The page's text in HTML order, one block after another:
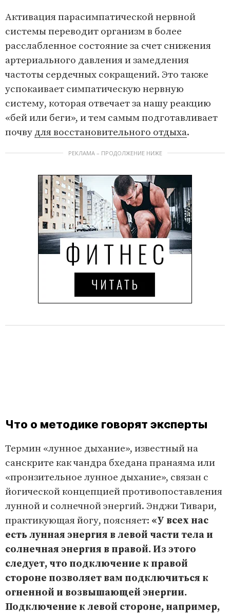
Активация парасимпатической нервной
системы переводит организм в более
расслабленное состояние за счет снижения
артериального давления и замедления
частоты сердечных сокращений. Это также
успокаивает симпатическую нервную
систему, которая отвечает за нашу реакцию
«бей или беги», и тем самым подготавливает
почву для восстановительного отдыха.
РЕКЛАМА – ПРОДОЛЖЕНИЕ НИЖЕ
Что о методике говорят эксперты
Термин «лунное дыхание», известный на
санскрите как чандра бхедана пранаяма или
«пронзительное лунное дыхание», связан с
йогической концепцией противопоставления
лунной и солнечной энергий. Энджи Тивари,
практикующая йогу, поясняет: «У всех нас
есть лунная энергия в левой части тела и
солнечная энергия в правой. Из этого
следует, что подключение к правой
стороне позволяет вам подключиться к
огненной и возвышающей энергии.
Подключение к левой стороне, например,